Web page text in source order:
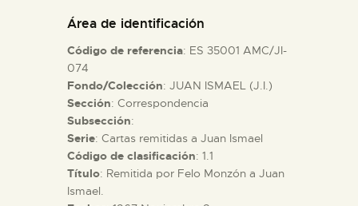
ACTIVIDADES
█
EL MUSEO
Área de identificación
Código de referencia: ES 35001 AMC/JI-
074
Fondo/Colección: JUAN ISMAEL (J.I.)
Sección: Correspondencia
Subsección:
Serie: Cartas remitidas a Juan Ismael
Código de clasificación: 1.1
Título: Remitida por Felo Monzón a Juan
Ismael.